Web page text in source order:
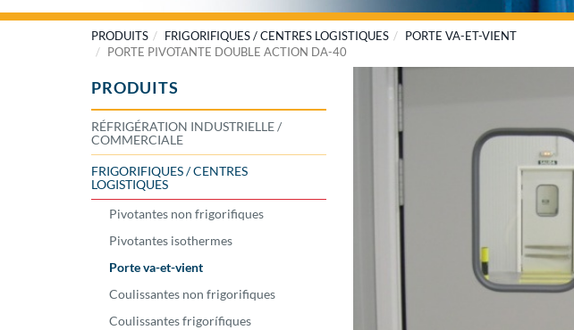
PRODUITS FRIGORIFIQUES / CENTRES LOGISTIQUES
PORTE VA-ET-VIENT
PORTE PIVOTANTE DOUBLE ACTION DA-40
PRODUITS
RÉFRIGÉRATION INDUSTRIELLE /
COMMERCIALE
FRIGORIFIQUES / CENTRES
LOGISTIQUES
Pivotantes non frigorifiques
Pivotantes isothermes
Porte va-et-vient
Coulissantes non frigorifiques
Coulissantes frigorífiques